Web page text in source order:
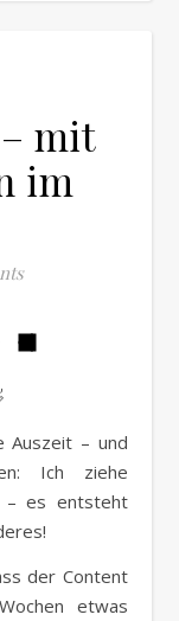
mit
im
Messenger
Auszeit – und
Ich ziehe
– es entsteht
der Content
etwas